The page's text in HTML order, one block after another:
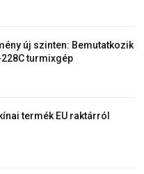
új szinten: Bemutatkozik
turmixgép
termék EU raktárról